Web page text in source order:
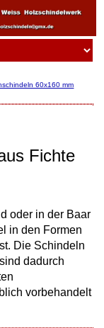
60x160 mm
Fichte
oder in der Baar
in den Formen
Die Schindeln
dadurch
vorbehandelt